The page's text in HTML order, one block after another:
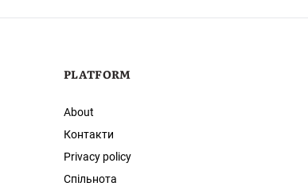
PLATFORM
About
Контакти
Privacy policy
Спільнота